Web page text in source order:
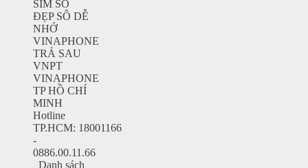
SIM SỐ
ĐẸP SÔ DỄ
NHỚ
VINAPHONE
TRẢ SAU
VNPT
VINAPHONE
TP HỒ CHÍ
MINH
Hotline
TP.HCM: 18001166
-
0886.00.11.66
Danh sách